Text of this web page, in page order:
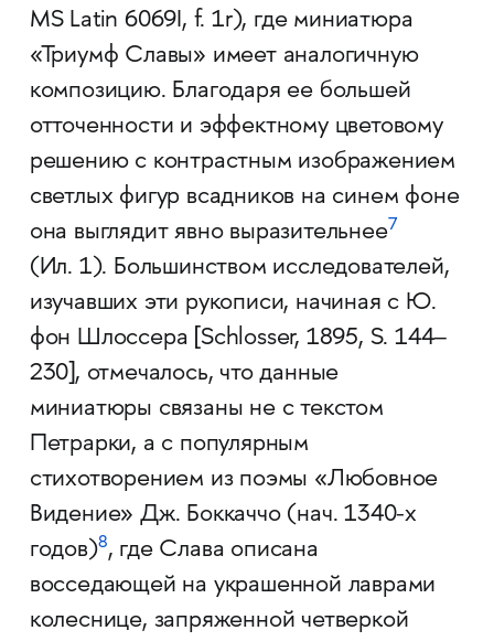
MS Latin 6069I, f. 1r), где миниатюра
«Триумф Славы» имеет аналогичную
композицию. Благодаря ее большей
отточенности и эффектному цветовому
решению с контрастным изображением
светлых фигур всадников на синем фоне
она выглядит явно выразительнее7
(Ил. 1). Большинством исследователей,
изучавших эти ру­кописи, начиная с Ю.
фон Шлоссера [Schlosser, 1895, S. 144–
230], отмечалось, что данные
миниатюры связаны не с текстом
Петрарки, а с популярным
стихотворением из поэмы «Любовное
Видение» Дж. Боккаччо (нач. 1340-х
годов)8, где Слава описана
восседающей на украшенной лаврами
колеснице, запряженной четверкой